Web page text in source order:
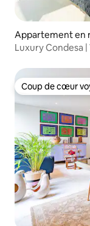
Appartement en
Luxury Condesa |
Coup de cœur
Coup de cœur